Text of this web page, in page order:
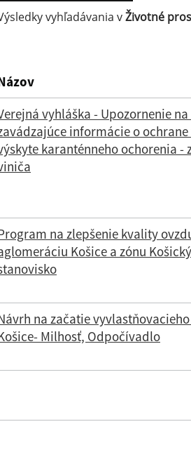
vyhľadávania vŽivotné
vyhláška - Upozornenie
informácie o
karanténneho ochorenia -
na zlepšenie kvality
Košice a zónu
na začatie
Milhosť, Odpočívadlo